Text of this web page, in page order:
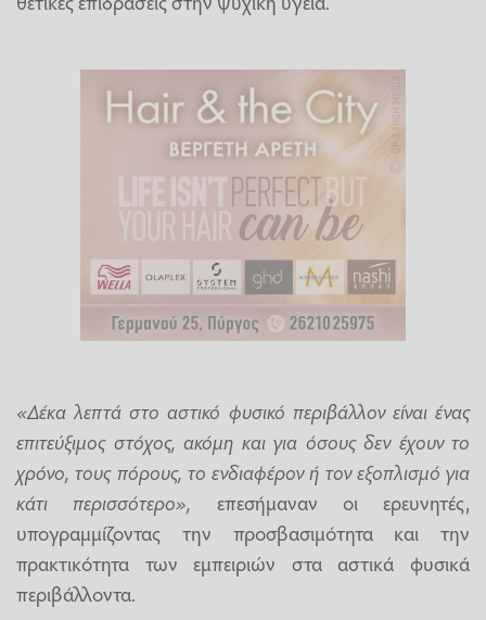
«Δέκα λεπτά στο αστικό φυσικό περιβάλλον είναι ένας
επιτεύξιμος στόχος, ακόμη και για όσους δεν έχουν το
χρόνο, τους πόρους, το ενδιαφέρον ή τον εξοπλισμό για
κάτι περισσότερο», επεσήμαναν οι ερευνητές,
υπογραμμίζοντας την προσβασιμότητα και την
πρακτικότητα των εμπειριών στα αστικά φυσικά
περιβάλλοντα.